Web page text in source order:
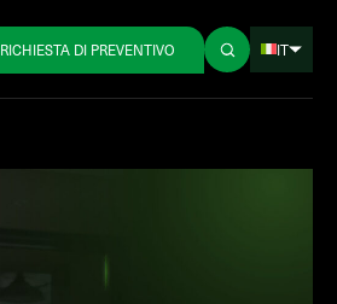
RICHIESTA DI PREVENTIVO IT